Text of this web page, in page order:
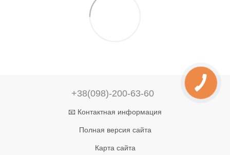
+38(098)-200-63-60
📧 Контактная информация
Полная версия сайта
Карта сайта